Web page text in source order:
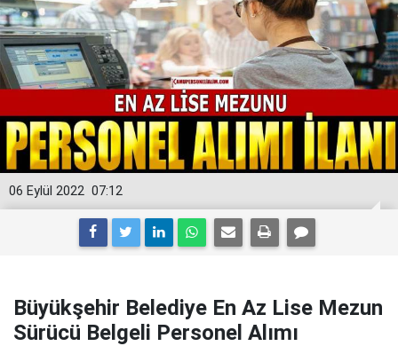
07:12
06 Eylül 2022
Büyükşehir Belediye En Az Lise Mezun
Sürücü Belgeli Personel Alımı